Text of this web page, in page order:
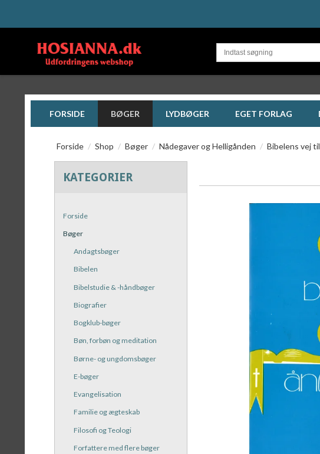
FORSIDE BØGER LYDBØGER EGET FORLAG
Forside / Shop / Bøger / Nådegaver og Helligånden / Bibelens vej
KATEGORIER
Forside
Bøger
Andagtsbøger
Bibelen
Bibelstudie & -håndbøger
Biografier
Bogklub-bøger
Bøn, forbøn og meditation
Børne- og ungdomsbøger
E-bøger
Evangelisation
Familie og ægteskab
Filosofi og Teologi
Forfattere med flere bøger